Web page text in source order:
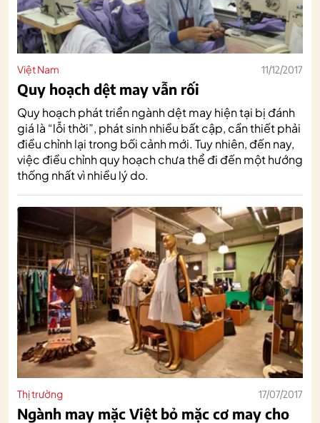
Việt Nam 11/12/2017
Quy hoạch dệt may vẫn rối
Quy hoạch phát triển ngành dệt may hiện tại bị đánh
giá là “lỗi thời”, phát sinh nhiều bất cập, cần thiết phải
điều chỉnh lại trong bối cảnh mới. Tuy nhiên, đến nay,
việc điều chỉnh quy hoạch chưa thể đi đến một hướng
thống nhất vì nhiều lý do.
Thị trường 17/07/2017
Ngành may mặc Việt bỏ mặc cơ may cho